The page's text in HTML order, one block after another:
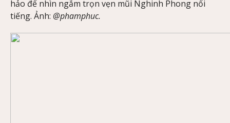
hảo để nhìn ngắm trọn vẹn mũi Nghinh Phong nổi
tiếng. Ảnh: @phamphuc.